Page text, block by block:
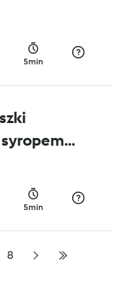
5min
5min
8